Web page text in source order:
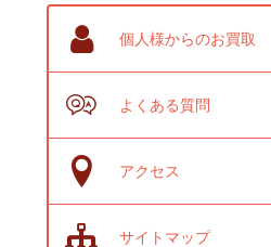
個人様からのお買取
よくある質問
アクセス
サイトマップ